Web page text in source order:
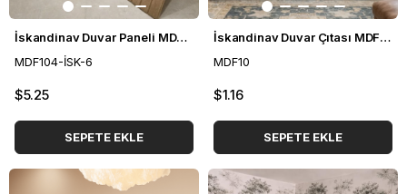
İskandinav Duvar Paneli MDF 54*104 cm
MDF104-İSK-6
$5.25
SEPETE EKLE
İskandinav Duvar Çıtası MDF 10*100 cm
MDF10
$1.16
SEPETE EKLE